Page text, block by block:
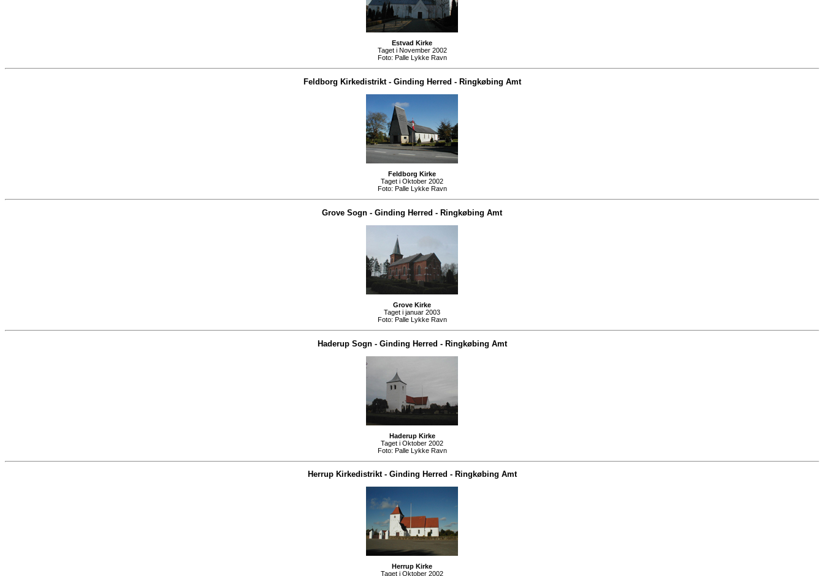
Estvad Kirke
Taget i November 2002
Foto: Palle Lykke Ravn
Feldborg Kirkedistrikt- Ginding Herred - Ringkøbing Amt
Feldborg Kirke
Taget i Oktober 2002
Foto: Palle Lykke Ravn
Grove Sogn - Ginding Herred - Ringkøbing Amt
Grove Kirke
Taget i januar 2003
Foto: Palle Lykke Ravn
Haderup Sogn- Ginding Herred - Ringkøbing Amt
Haderup Kirke
Taget i Oktober 2002
Foto: Palle Lykke Ravn
Herrup Kirkedistrikt- Ginding Herred - Ringkøbing Amt
Herrup Kirke
Taget i Oktober 2002